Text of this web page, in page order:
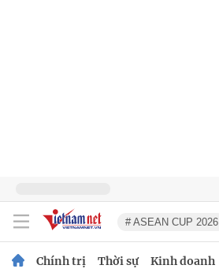
# ASEAN CUP 2026
Chính trị Thời sự Kinh doanh